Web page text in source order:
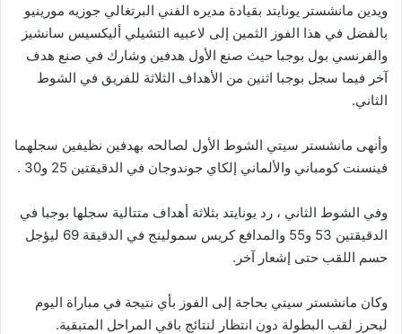
ويدين مانشستر يونايتد بقيادة مديره الفني البرتغالي جوزيه مورينيو
بالفضل في هذا الفوز الثمين إلى لاعبيه التشيلي أليكسيس سانشيز
والفرنسي بول بوجبا حيث صنع الأول هدفين وشارك في صنع هدف
آخر فيما سجل بوجبا اثنين من الأهداف الثلاثة للفريق في الشوط
الثاني.
وأنهى مانشستر سيتي الشوط الأول لصالحه بهدفين نظيفين سجلهما
فينسنت كومباني والألماني إلكاي جوندوجان في الدقيقتين 25 و30 .
وفي الشوط الثاني ، رد يونايتد بثلاثة أهداف متتالية سجلها بوجبا في
الدقيقتين 53 و55 والمدافع كريس سمولينج في الدقيقة 69 ليؤجل
حسم اللقب حتى إشعار آخر.
وكان مانشستر سيتي بحاجة إلى الفوز بأي نتيجة في مباراة اليوم
ليحرز لقب البطولة دون انتظار لنتائج باقي المراحل المتبقية.